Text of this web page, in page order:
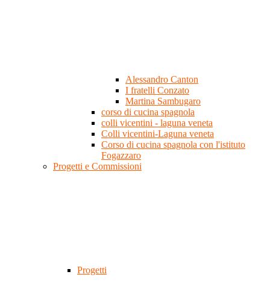
Alessandro Canton
I fratelli Conzato
Martina Sambugaro
corso di cucina spagnola
colli vicentini - laguna veneta
Colli vicentini-Laguna veneta
Corso di cucina spagnola con l'istituto
Fogazzaro
Progetti e Commissioni
Progetti